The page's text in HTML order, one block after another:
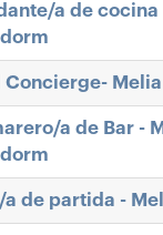
a de cocina
Concierge-
a de Bar -
a de partida -